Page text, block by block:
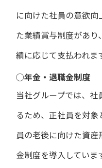
に向けた社員の意欲
た業績賞与制度があり
績に応じて支払われま
◯年金・退職金制度
当社グループでは、
るため、正社員を対
員の老後に向けた資
金制度を導入していま